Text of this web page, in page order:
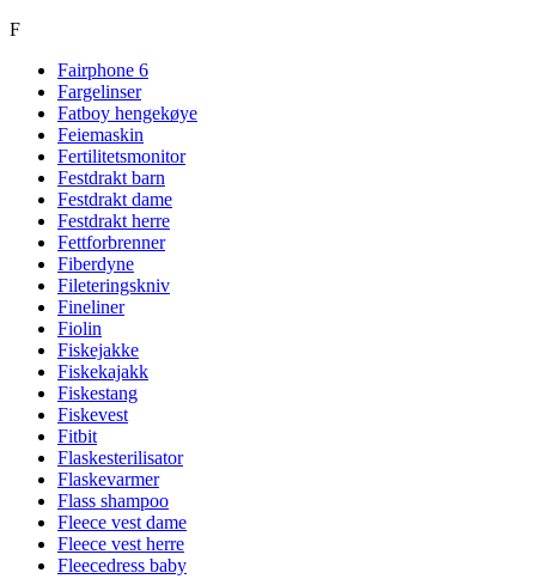
F
Fairphone 6
Fargelinser
Fatboy hengekøye
Feiemaskin
Fertilitetsmonitor
Festdrakt barn
Festdrakt dame
Festdrakt herre
Fettforbrenner
Fiberdyne
Fileteringskniv
Fineliner
Fiolin
Fiskejakke
Fiskekajakk
Fiskestang
Fiskevest
Fitbit
Flaskesterilisator
Flaskevarmer
Flass shampoo
Fleece vest dame
Fleece vest herre
Fleecedress baby